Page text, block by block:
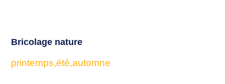
Bricolage nature
printemps,été,automne